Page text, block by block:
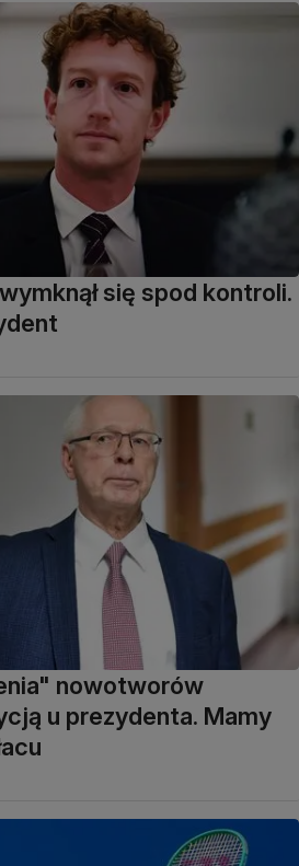
się spod kontroli.
nowotworów
u prezydenta. Mamy